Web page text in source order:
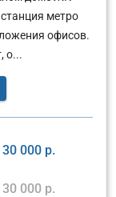
метро
офисов.
о...
30 000 р.
30 000 р.